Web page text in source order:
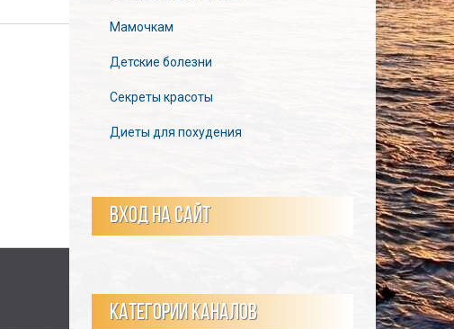
Мамочкам
Детские болезни
Секреты красоты
Диеты для похудения
ВХОД НА САЙТ
КАТЕГОРИИ КАНАЛОВ